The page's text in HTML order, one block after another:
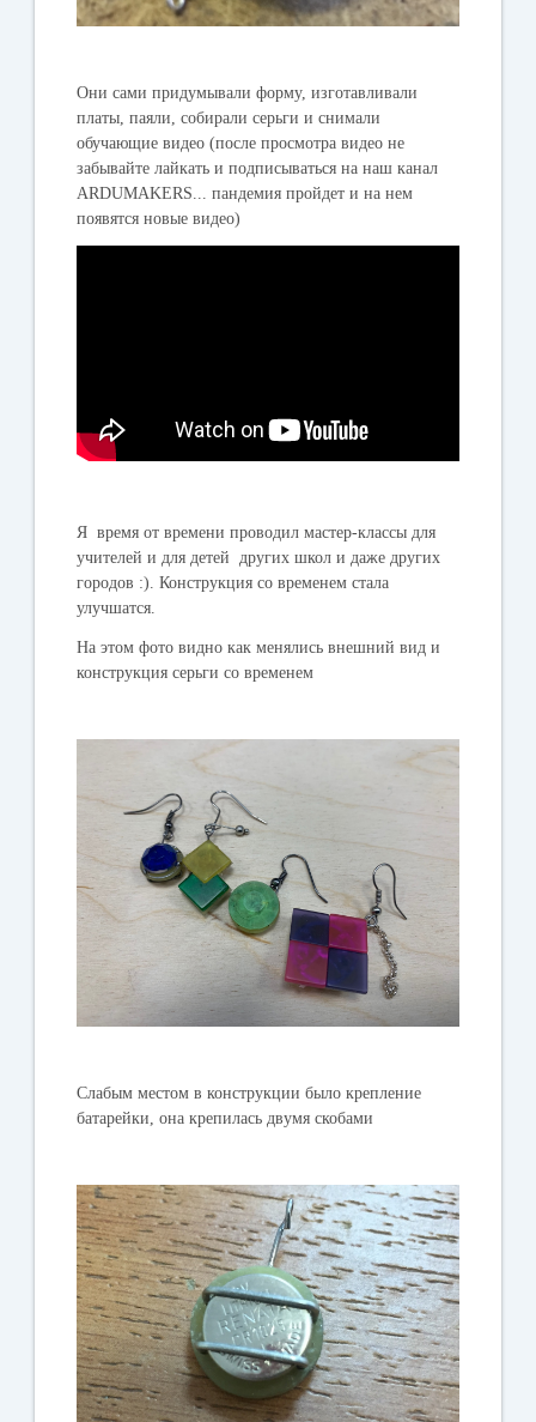
Они сами придумывали форму, изготавливали
платы, паяли, собирали серьги и снимали
обучающие видео (после просмотра видео не
забывайте лайкать и подписываться на наш канал
ARDUMAKERS... пандемия пройдет и на нем
появятся новые видео)
Я время от времени проводил мастер-классы для
учителей и для детей других школ и даже других
городов :). Конструкция со временем стала
улучшатся.
На этом фото видно как менялись внешний вид и
конструкция серьги со временем
Слабым местом в конструкции было крепление
батарейки, она крепилась двумя скобами